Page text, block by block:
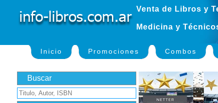
Venta de Libros y
Medicina y
Inicio Promociones Combos
Buscar